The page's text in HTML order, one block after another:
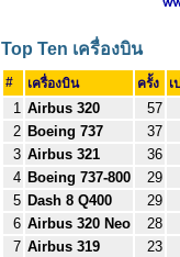
Top Ten เครื่องบิน
# เครื่องบิน ครั้ง เ
1 Airbus 320 57
2 Boeing 737 37
3 Airbus 321 36
4 Boeing 737-800 29
5 Dash 8 Q400 29
6 Airbus 320 Neo 28
7 Airbus 319 23